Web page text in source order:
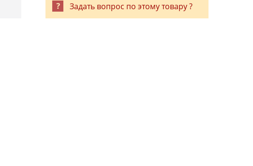
Задать вопрос по этому товару ?